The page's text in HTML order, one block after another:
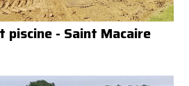
piscine - Saint Macaire